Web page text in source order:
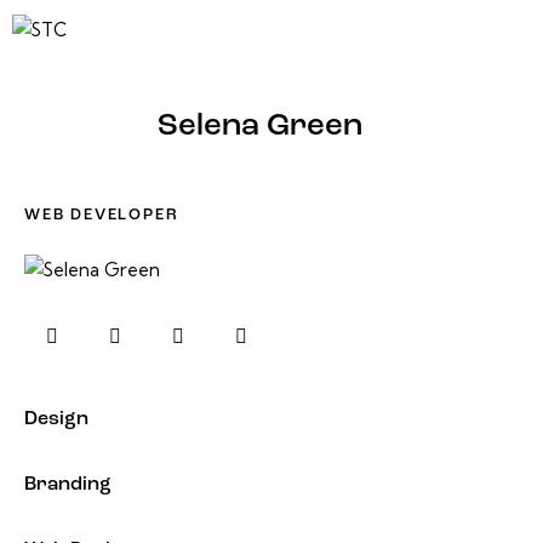
Selena Green
WEB DEVELOPER
Design
Branding